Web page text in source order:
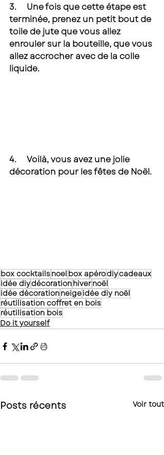
3.     Une fois que cette étape est
terminée, prenez un petit bout de
toile de jute que vous allez
enrouler sur la bouteille, que vous
allez accrocher avec de la colle
liquide.
4.     Voilà, vous avez une jolie
décoration pour les fêtes de Noël.
box cocktailsnoel box apérodiycadeaux
idée diydécorationhivernoël
idée décorationneigeidée diy noël
réutilisation coffret en bois
réutilisation bois
Do it yourself
Posts récents Voir tout